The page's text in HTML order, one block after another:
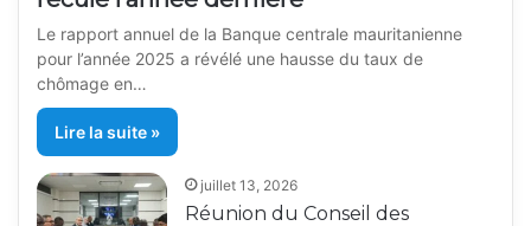
Le rapport annuel de la Banque centrale mauritanienne
pour l’année 2025 a révélé une hausse du taux de
chômage en…
Lire la suite »
juillet 13, 2026
Réunion du Conseil des